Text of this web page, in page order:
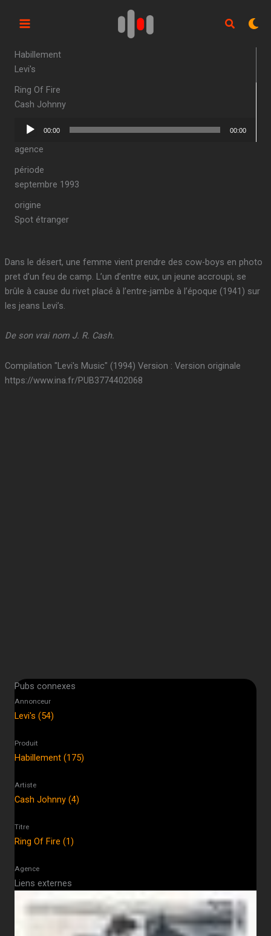
Habillement
Levi's
Ring Of Fire
Cash Johnny
Lecteur
00:00 00:00
agence
période
septembre 1993
origine
Spot étranger
Dans le désert, une femme vient prendre des cow-boys en photo
pret d’un feu de camp. L’un d’entre eux, un jeune accroupi, se
brûle à cause du rivet placé à l’entre-jambe à l’époque (1941) sur
les jeans Levi’s.
De son vrai nom J. R. Cash.
Compilation "Levi's Music" (1994) Version : Version originale
https://www.ina.fr/PUB3774402068
Pubs connexes
Annonceur
Levi's (54)
Produit
Habillement (175)
Artiste
Cash Johnny (4)
Titre
Ring Of Fire (1)
Agence
Liens externes